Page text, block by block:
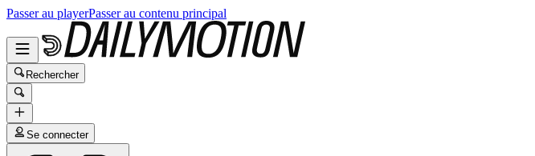
Passer au playerPasser au contenu principal
Rechercher
Se connecter